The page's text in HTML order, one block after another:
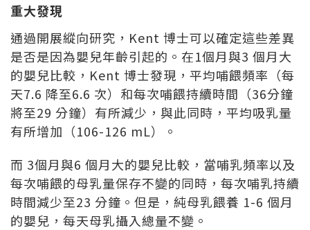
重大發現
通過開展縱向研究，Kent 博士可以確定這些差異
是否是因為嬰兒年齡引起的。在1個月與3 個月大
的嬰兒比較，Kent 博士發現，平均哺餵頻率（每
天7.6 降至6.6 次）和每次哺餵持續時間（36分鐘
將至29 分鐘）有所減少，與此同時，平均吸乳量
有所增加（106-126 mL）。
而 3個月與6 個月大的嬰兒比較，當哺乳頻率以及
每次哺餵的母乳量保存不變的同時，每次哺乳持續
時間減少至23 分鐘。但是，純母乳餵養 1-6 個月
的嬰兒，每天母乳攝入總量不變。